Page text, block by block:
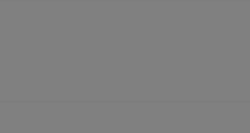
"Margarethengut"